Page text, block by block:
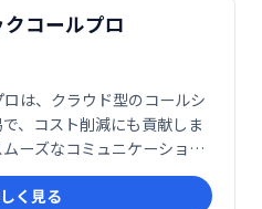
コールプロ
は、クラウド型のコールシ
、コスト削減にも貢献しま
ーズなコミュニケーション
能で業務効率化をサポート
く活用できます。
く見る